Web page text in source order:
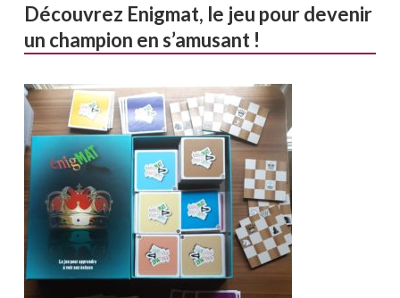
Découvrez Enigmat, le jeu pour devenir
un champion en s’amusant !